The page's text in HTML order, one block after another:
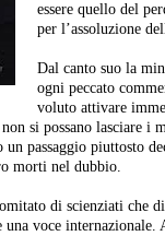
essere quello del
per l’assoluzione
Dal canto suo la
ogni peccato
voluto attivare
si possano lasciare
passaggio piuttosto
morti nel dubbio.
di scienziati che
voce internazionale.